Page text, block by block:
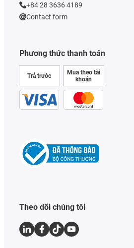
Phương thức thanh toán
Trả trước
Mua theo tài
khoản
+84 28 3636 4189
Contact form
Theo dõi chúng tôi